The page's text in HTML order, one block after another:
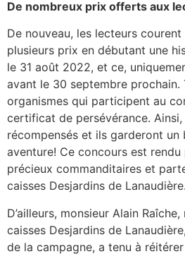
De nombreux prix offerts aux
De nouveau, les lecteurs
plusieurs prix en débutant une
le 31 août 2022, et ce,
avant le 30 septembre prochain.
organismes qui participent au
certificat de persévérance.
récompensés et ils garderont un
aventure! Ce concours est
précieux commanditaires et
caisses Desjardins de Lanaudière.
D’ailleurs, monsieur Alain
caisses Desjardins de
de la campagne, a tenu à